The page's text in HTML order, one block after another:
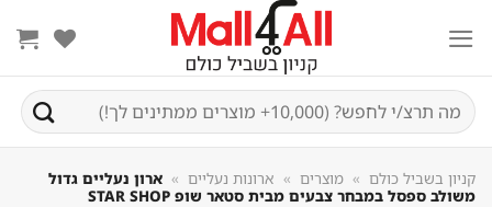
חיפוש
עבור:
קניון בשביל כולם מוצרים ארונות נעליים
ארון נעליים גדול
משולב ספסל במבחר צבעים מבית סטאר שופ STAR SHOP